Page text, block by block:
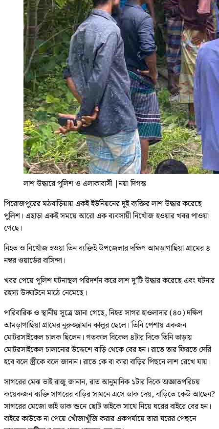
লাশ উদ্ধারে পুলিশ ও এলাকাবাসী |নয়া দিগন্ত
পিরোজপুরের মঠবাড়িয়ায় একই ইউনিয়নের দুই ব্যক্তির লাশ উদ্ধার করেছে
পুলিশ। এছাড়া একই সময়ে আরো এক ব্যবসায়ী নিখোঁজ হওয়ার খবর পাওয়া
গেছে।
নিহত ও নিখোঁজ হওয়া তিন ব্যক্তিই উপজেলার দক্ষিণ আমড়াগাছিয়া গ্রামের ৪
নম্বর ওয়ার্ডের বাসিন্দা।
​খবর পেয়ে পুলিশ ঘটনাস্থল পরিদর্শন করে লাশ দু’টি উদ্ধার করেছে এবং ঘটনার
রহস্য উদ্ঘাটনে মাঠে নেমেছে।
​পারিবারিক ও স্থানীয় সূত্রে জানা গেছে, নিহত সাগর হাওলাদার (৪০) দক্ষিণ
আমড়াগাছিয়া গ্রামের নুরুজ্জামান কালুর ছেলে। তিনি পেশায় একজন
মোটরসাইকেল চালক ছিলেন। গতকাল বিকেল ৪টার দিকে তিনি ভাড়ায়
মোটরসাইকেল চালানোর উদ্দেশে বাড়ি থেকে বের হন। রাতে তার ফিরতে দেরি
হবে বলে স্ত্রীকে বলে জানান। রাতে কে বা কারা বাড়ির পিছনে লাশ রেখে যায়।
সাগরের মেঝ ভাই রাজু জানান, রাত আনুমানিক ১টার দিকে অজ্ঞাতপরিচয়
কয়েকজন ব্যক্তি সাগরের বাড়ির সামনে এসে ডাক দেয়, বাড়িতে কেউ আছেন?
সাগরের মেজো ভাই ডাক শুনে ছোট ভাইকে সাথে নিয়ে ঘরের বাইরে বের হন।
বাইরে কাউকে না পেয়ে খোঁজাখুঁজি করার একপর্যায়ে তারা ঘরের পেছনে